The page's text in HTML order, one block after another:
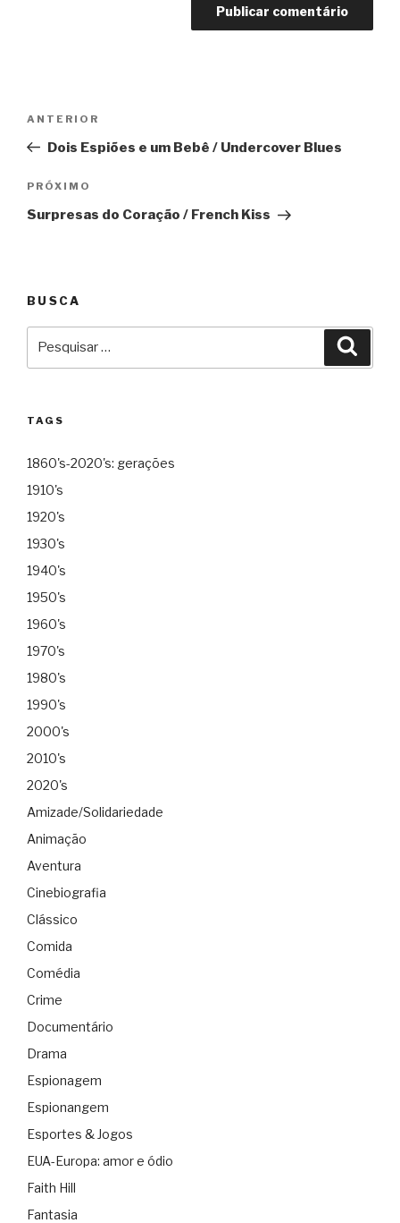
Post
Anterior
ANTERIOR
Dois Espiões e um Bebê / Undercover Blues
Próximo
PRÓXIMO
Surpresas do Coração / French Kiss
BUSCA
TAGS
1860's-2020's: gerações
1910's
1920's
1930's
1940's
1950's
1960's
1970's
1980's
1990's
2000's
2010's
2020's
Amizade/Solidariedade
Animação
Aventura
Cinebiografia
Clássico
Comida
Comédia
Crime
Documentário
Drama
Espionagem
Espionangem
Esportes & Jogos
EUA-Europa: amor e ódio
Faith Hill
Fantasia